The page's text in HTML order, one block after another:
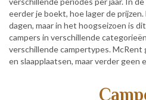
eerder je boekt, hoe lager de
dagen, maar in het hoogseizoen is
campers in verschillende
verschillende campertypes.
en slaapplaatsen, maar verder geen